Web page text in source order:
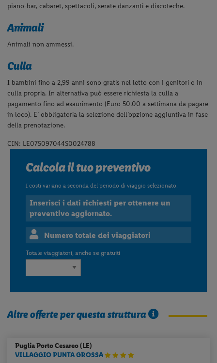
piano-bar, cabaret, spettacoli, serate danzanti e discoteche.
Animali
Animali non ammessi.
Culla
I bambini fino a 2,99 anni sono gratis nel letto con i genitori o in
culla propria. In alternativa può essere richiesta la culla a
pagamento fino ad esaurimento (Euro 50.00 a settimana da pagare
in loco). E’ obbligatoria la selezione dell’opzione aggiuntiva in fase
della prenotazione.
CIN: LE075097044S0024788
Calcola il tuo preventivo
I costi variano a seconda del periodo di viaggio selezionato.
Inserisci i dati richiesti per ottenere un
preventivo aggiornato.
Numero totale dei viaggiatori
Totale viaggiatori, anche se gratuiti
Altre offerte per questa struttura
PugliaPorto Cesareo (LE)
VILLAGGIO PUNTA GROSSA